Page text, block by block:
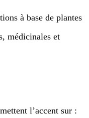
à base de plantes
médicinales et
l’accent sur :